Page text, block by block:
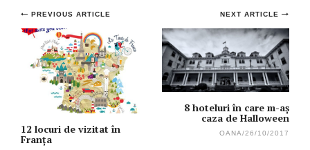
Post
navigation
NEXT ARTICLE
8 hoteluri în care m-aș
caza de Halloween
OANA/26/10/2017
PREVIOUS ARTICLE
12 locuri de vizitat în
Franța